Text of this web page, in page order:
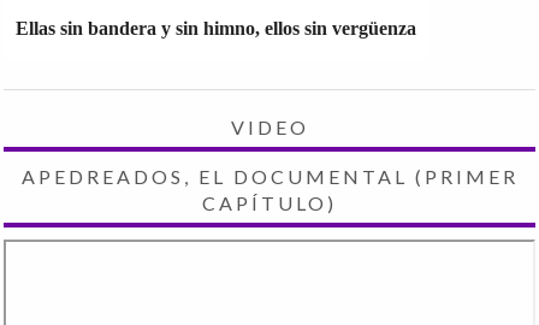
Ellas sin bandera y sin himno, ellos sin vergüenza
VIDEO
APEDREADOS, EL DOCUMENTAL (PRIMER
CAPÍTULO)